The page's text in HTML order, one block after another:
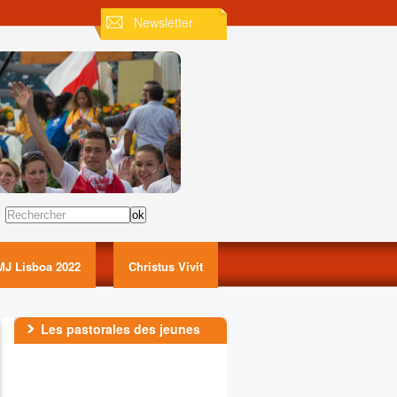
Newsletter
Rechercher
Lisboa 2022 Christus Vivit
Les pastorales des jeunes